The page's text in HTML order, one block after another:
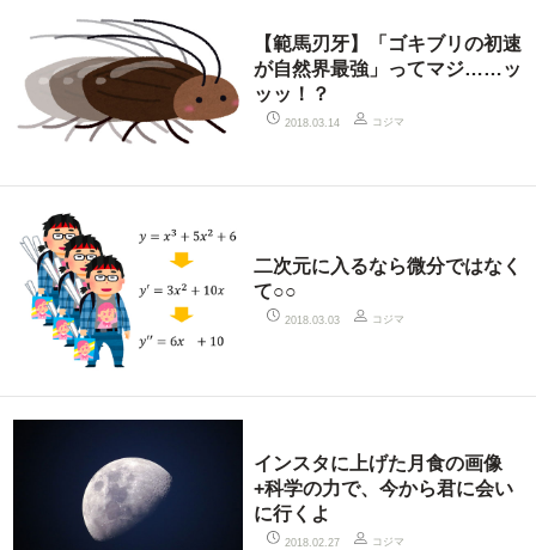
【範馬刃牙】「ゴキブリの初速
が自然界最強」ってマジ……ッ
ッッ！？
2018.03.14 コジマ
二次元に入るなら微分ではなく
て○○
2018.03.03 コジマ
インスタに上げた月食の画像
+科学の力で、今から君に会い
に行くよ
2018.02.27 コジマ